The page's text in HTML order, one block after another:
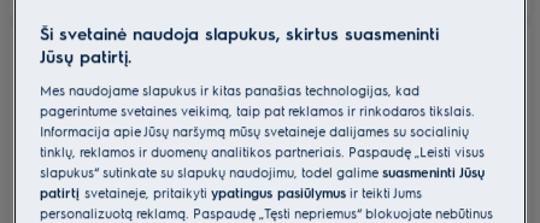
Ši svetainė naudoja slapukus, skirtus suasmeninti
Jūsų patirtį.
Mes naudojame slapukus ir kitas panašias technologijas, kad
pagerintume svetainės veikimą, taip pat reklamos ir rinkodaros tikslais.
Informacija apie Jūsų naršymą mūsų svetainėje dalijamės su socialinių
tinklų, reklamos ir duomenų analitikos partneriais. Paspaudę „Leisti visus
slapukus“ sutinkate su slapukų naudojimu, todėl galimesuasmeninti Jūsų
patirtįsvetainėje, pritaikytiypatingus pasiūlymus ir teikti Jums
personalizuotą reklamą. Paspaudę „Tęsti nepriėmus“ blokuojate nebūtinus